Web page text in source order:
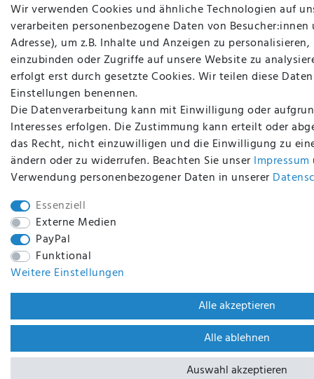
Wir verwenden Cookies und ähnliche Technologien auf
verarbeiten personenbezogene Daten von Besucher:innen
Adresse), um z.B. Inhalte und Anzeigen zu
einzubinden oder Zugriffe auf unsere Website zu
erfolgt erst durch gesetzte Cookies. Wir teilen diese
Einstellungen benennen.
Die Datenverarbeitung kann mit Einwilligung oder
Interesses erfolgen. Die Zustimmung kann erteilt oder
das Recht, nicht einzuwilligen und die Einwilligung zu
ändern oder zu widerrufen. Beachten Sie unser Impressum
Verwendung personenbezogener Daten in unserer
Essenziell
Externe Medien
PayPal
Funktional
Weitere Einstellungen
Alle akzeptieren
Alle ablehnen
Auswahl akzeptieren